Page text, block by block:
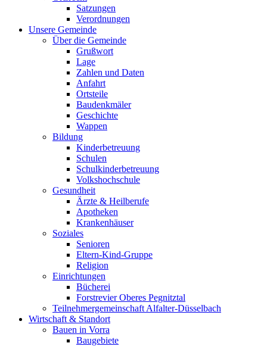
Satzungen
Verordnungen
Unsere Gemeinde
Über die Gemeinde
Grußwort
Lage
Zahlen und Daten
Anfahrt
Ortsteile
Baudenkmäler
Geschichte
Wappen
Bildung
Kinderbetreuung
Schulen
Schulkinderbetreuung
Volkshochschule
Gesundheit
Ärzte & Heilberufe
Apotheken
Krankenhäuser
Soziales
Senioren
Eltern-Kind-Gruppe
Religion
Einrichtungen
Bücherei
Forstrevier Oberes Pegnitztal
Teilnehmergemeinschaft Alfalter-Düsselbach
Wirtschaft & Standort
Bauen in Vorra
Baugebiete